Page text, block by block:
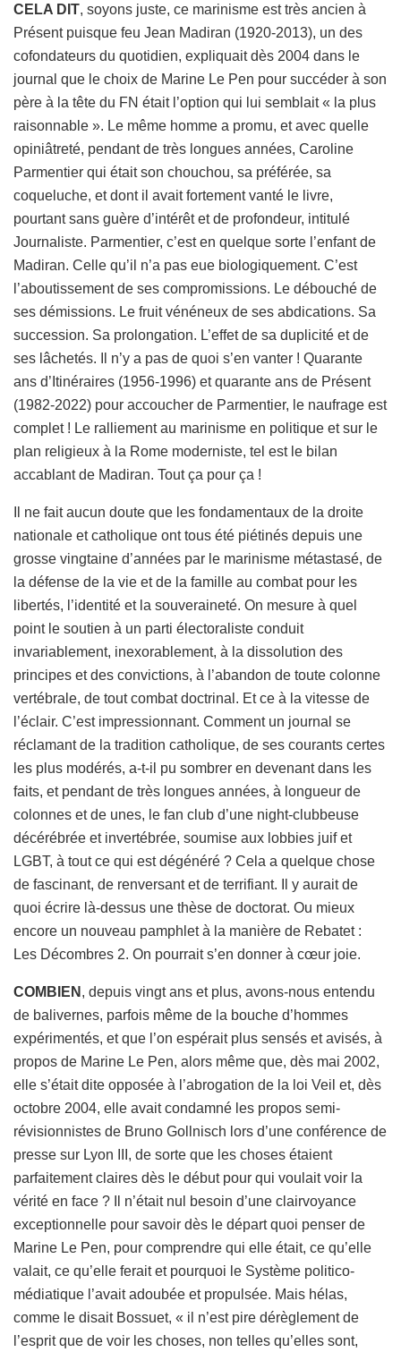
CELA DIT, soyons juste, ce marinisme est très ancien à
Présent puisque feu Jean Madiran (1920-2013), un des
cofondateurs du quotidien, expliquait dès 2004 dans le
journal que le choix de Marine Le Pen pour succéder à son
père à la tête du FN était l’option qui lui semblait « la plus
raisonnable ». Le même homme a promu, et avec quelle
opiniâtreté, pendant de très longues années, Caroline
Parmentier qui était son chouchou, sa préférée, sa
coqueluche, et dont il avait fortement vanté le livre,
pourtant sans guère d’intérêt et de profondeur, intitulé
Journaliste. Parmentier, c’est en quelque sorte l’enfant de
Madiran. Celle qu’il n’a pas eue biologiquement. C’est
l’aboutissement de ses compromissions. Le débouché de
ses démissions. Le fruit vénéneux de ses abdications. Sa
succession. Sa prolongation. L’effet de sa duplicité et de
ses lâchetés. Il n’y a pas de quoi s’en vanter ! Quarante
ans d’Itinéraires (1956-1996) et quarante ans de Présent
(1982-2022) pour accoucher de Parmentier, le naufrage est
complet ! Le ralliement au marinisme en politique et sur le
plan religieux à la Rome moderniste, tel est le bilan
accablant de Madiran. Tout ça pour ça !
Il ne fait aucun doute que les fondamentaux de la droite
nationale et catholique ont tous été piétinés depuis une
grosse vingtaine d’années par le marinisme métastasé, de
la défense de la vie et de la famille au combat pour les
libertés, l’identité et la souveraineté. On mesure à quel
point le soutien à un parti électoraliste conduit
invariablement, inexorablement, à la dissolution des
principes et des convictions, à l’abandon de toute colonne
vertébrale, de tout combat doctrinal. Et ce à la vitesse de
l’éclair. C’est impressionnant. Comment un journal se
réclamant de la tradition catholique, de ses courants certes
les plus modérés, a-t-il pu sombrer en devenant dans les
faits, et pendant de très longues années, à longueur de
colonnes et de unes, le fan club d’une night-clubbeuse
décérébrée et invertébrée, soumise aux lobbies juif et
LGBT, à tout ce qui est dégénéré ? Cela a quelque chose
de fascinant, de renversant et de terrifiant. Il y aurait de
quoi écrire là-dessus une thèse de doctorat. Ou mieux
encore un nouveau pamphlet à la manière de Rebatet :
Les Décombres 2. On pourrait s’en donner à cœur joie.
COMBIEN , depuis vingt ans et plus, avons-nous entendu
de balivernes, parfois même de la bouche d’hommes
expérimentés, et que l’on espérait plus sensés et avisés, à
propos de Marine Le Pen, alors même que, dès mai 2002,
elle s’était dite opposée à l’abrogation de la loi Veil et, dès
octobre 2004, elle avait condamné les propos semi-
révisionnistes de Bruno Gollnisch lors d’une conférence de
presse sur Lyon III, de sorte que les choses étaient
parfaitement claires dès le début pour qui voulait voir la
vérité en face ? Il n’était nul besoin d’une clairvoyance
exceptionnelle pour savoir dès le départ quoi penser de
Marine Le Pen, pour comprendre qui elle était, ce qu’elle
valait, ce qu’elle ferait et pourquoi le Système politico-
médiatique l’avait adoubée et propulsée. Mais hélas,
comme le disait Bossuet, « il n’est pire dérèglement de
l’esprit que de voir les choses, non telles qu’elles sont,